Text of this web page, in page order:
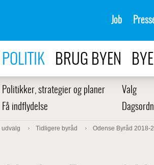
Job
POLITIK BRUG BYEN
Politikker, strategier og planer Valg
Få indflydelse
udvalg Tidligere byråd Odense Byråd 2018-